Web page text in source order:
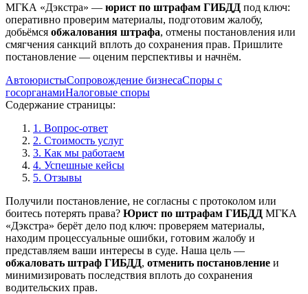
МГКА «Дэкстра» — юрист по штрафам ГИБДД под ключ:
оперативно проверим материалы, подготовим жалобу,
добьёмся обжалования штрафа, отмены постановления или
смягчения санкций вплоть до сохранения прав. Пришлите
постановление — оценим перспективы и начнём.
АвтоюристыСопровождение бизнесаСпоры с
госорганамиНалоговые споры
Содержание страницы:
1. Вопрос-ответ
2. Стоимость услуг
3. Как мы работаем
4. Успешные кейсы
5. Отзывы
Получили постановление, не согласны с протоколом или
боитесь потерять права? Юрист по штрафам ГИБДД МГКА
«Дэкстра» берёт дело под ключ: проверяем материалы,
находим процессуальные ошибки, готовим жалобу и
представляем ваши интересы в суде. Наша цель —
обжаловать штраф ГИБДД, отменить постановление и
минимизировать последствия вплоть до сохранения
водительских прав.